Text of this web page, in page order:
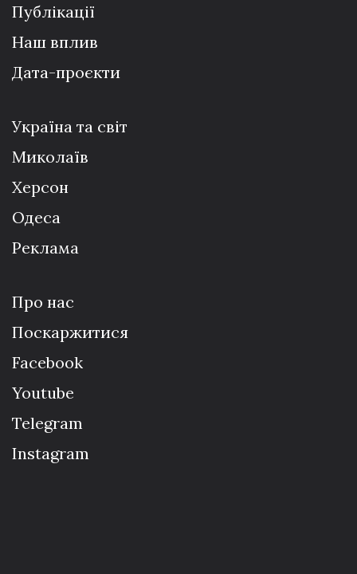
Публікації
Наш вплив
Дата-проєкти
Україна та світ
Миколаїв
Херсон
Одеса
Реклама
Про нас
Поскаржитися
Facebook
Youtube
Telegram
Instagram